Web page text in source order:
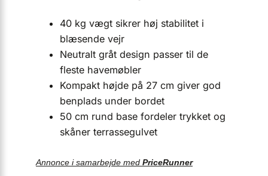
40 kg vægt sikrer høj stabilitet i
blæsende vejr
Neutralt gråt design passer til de
fleste havemøbler
Kompakt højde på 27 cm giver god
benplads under bordet
50 cm rund base fordeler trykket og
skåner terrassegulvet
Annonce i samarbejde med PriceRunner